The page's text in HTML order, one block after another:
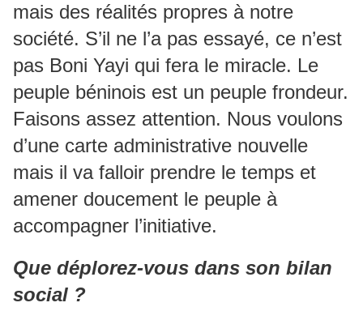
mais des réalités propres à notre
société. S’il ne l’a pas essayé, ce n’est
pas Boni Yayi qui fera le miracle. Le
peuple béninois est un peuple frondeur.
Faisons assez attention. Nous voulons
d’une carte administrative nouvelle
mais il va falloir prendre le temps et
amener doucement le peuple à
accompagner l’initiative.
Que déplorez-vous dans son bilan
social ?